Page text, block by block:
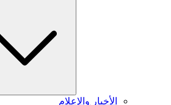
الأخبار والإعلام